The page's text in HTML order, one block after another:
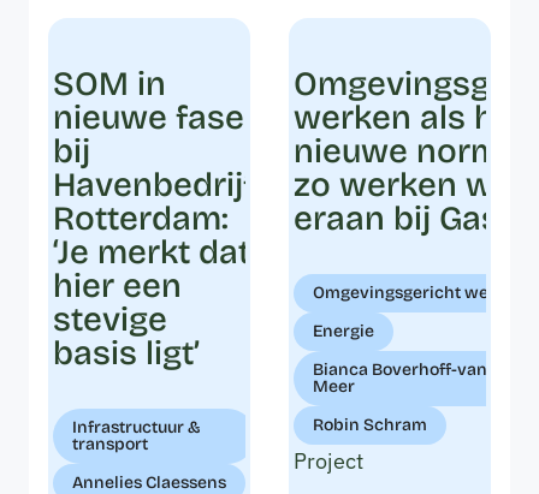
SOM in
nieuwe fase
bij
Havenbedrijf
Rotterdam:
‘Je merkt dat
hier een
stevige
basis ligt’
Infrastructuur &
transport
Annelies Claessens
werken als het
nieuwe
zo werken we
eraan bij
Omgevingsgericht werken
Energie
Bianca Boverhoff-van der
Meer
Robin Schram
Project